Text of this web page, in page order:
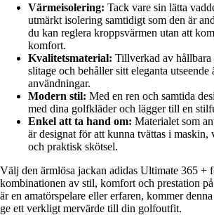
Värmeisolering: Tack vare sin lätta
utmärkt isolering samtidigt som den är
du kan reglera kroppsvärmen utan att
komfort.
Kvalitetsmaterial: Tillverkad av hållbara
slitage och behåller sitt eleganta utseende
användningar.
Modern stil: Med en ren och samtida
med dina golfkläder och lägger till en
Enkel att ta hand om: Materialet som
är designat för att kunna tvättas i maskin,
och praktisk skötsel.
Välj den ärmlösa jackan adidas Ultimate 365 +
kombinationen av stil, komfort och prestation
är en amatörspelare eller erfaren, kommer
ge ett verkligt mervärde till din golfoutfit.